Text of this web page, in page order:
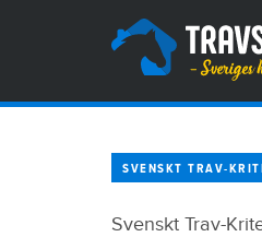
SVENSKT TRAV-
Svenskt Trav-